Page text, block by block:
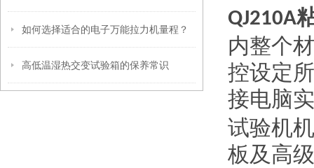
如何选择适合的电子万能拉力机量程？
高低温湿热交变试验箱的保养常识
QJ210A
内整个
控设定
接电脑
试验机
板及高